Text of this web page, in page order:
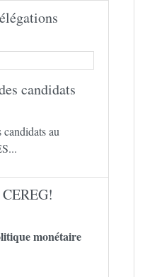
candidats
candidats au
monétaire